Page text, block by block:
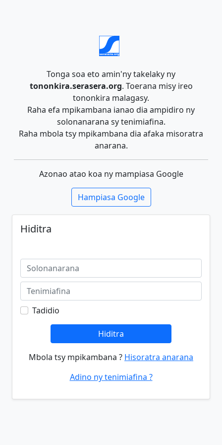
Tonga soa eto amin'ny takelaky ny
tononkira.serasera.org. Toerana misy ireo
tononkira malagasy.
Raha efa mpikambana ianao dia ampidiro ny
solonanarana sy tenimiafina.
Raha mbola tsy mpikambana dia afaka misoratra
anarana.
Azonao atao koa ny mampiasa Google
Hampiasa Google
Hiditra
Tadidio
Hiditra
Mbola tsy mpikambana ? Hisoratra anarana
Adino ny tenimiafina ?